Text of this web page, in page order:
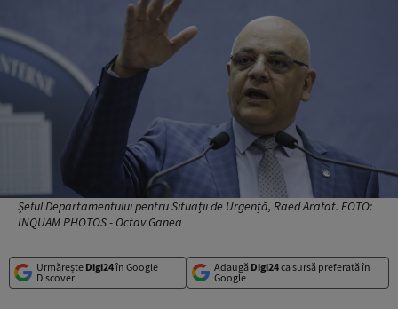
Șeful Departamentului pentru Situații de Urgență, Raed Arafat. FOTO:
INQUAM PHOTOS - Octav Ganea
Urmărește Digi24în Google
Discover
Adaugă Digi24ca sursă preferată în
Google